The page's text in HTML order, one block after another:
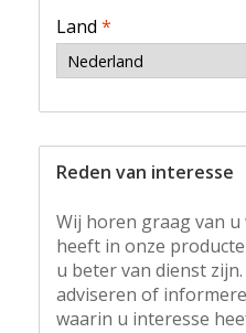
Land *
Reden van interesse
Wij horen graag van
heeft in onze
u beter van dienst
adviseren of
waarin u interesse